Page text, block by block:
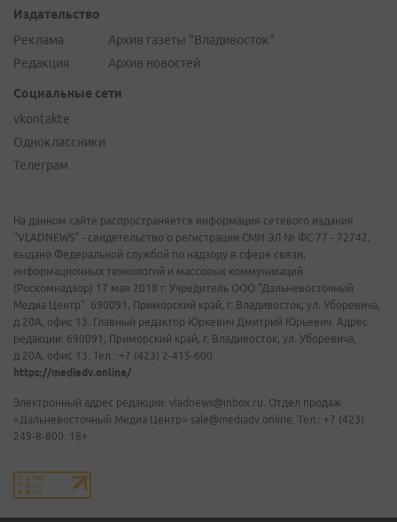
Издательство
Реклама
Редакция
Архив газеты "Владивосток"
Архив новостей
Социальные сети
vkontakte
Одноклассники
Телеграм
На данном сайте распространяется информация сетевого издания
"VLADNEWS" - свидетельство о регистрации СМИ ЭЛ № ФС 77 - 72742,
выдано Федеральной службой по надзору в сфере связи,
информационных технологий и массовых коммуникаций
(Роскомнадзор) 17 мая 2018 г. Учредитель ООО "Дальневосточный
Медиа Центр". 690091, Приморский край, г. Владивосток, ул. Уборевича,
д.20А, офис 13. Главный редактор Юркевич Дмитрий Юрьевич. Адрес
редакции: 690091, Приморский край, г. Владивосток, ул. Уборевича,
д.20А, офис 13. Тел.: +7 (423) 2-415-600.
https://mediadv.online/
Электронный адрес редакции: vladnews@inbox.ru. Отдел продаж
«Дальневосточный Медиа Центр» sale@mediadv.online. Тел.: +7 (423)
249-8-800. 18+